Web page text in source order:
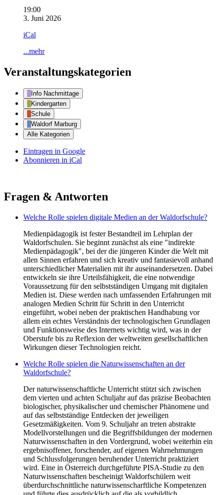
der
Klasse
19:00
3. Juni 2026
iCal
...mehr
Veranstaltungskategorien
Info Nachmittage
Kindergarten
Schule
Waldorf Marburg
Alle Kategorien
Eintragen in Google
Abonnieren in iCal
Fragen & Antworten
Welche Rolle spielen digitale Medien an der Waldorfschule?
Medienpädagogik ist fester Bestandteil im Lehrplan der
Waldorfschulen. Sie beginnt zunächst als eine "indirekte
Medienpädagogik", bei der die jüngeren Kinder die Welt mit
allen Sinnen erfahren und sich kreativ und fantasievoll anhand
unterschiedlicher Materialien mit ihr auseinandersetzen. Dabei
entwickeln sie ihre Urteilsfähigkeit, die eine notwendige
Voraussetzung für den selbstständigen Umgang mit digitalen
Medien ist. Diese werden nach umfassenden Erfahrungen mit
analogen Medien Schritt für Schritt in den Unterricht
eingeführt, wobei neben der praktischen Handhabung vor
allem ein echtes Verständnis der technologischen Grundlagen
und Funktionsweise des Internets wichtig wird, was in der
Oberstufe bis zu Reflexion der weltweiten gesellschaftlichen
Wirkungen dieser Technologien reicht.
Welche Rolle spielen die Naturwissenschaften an der
Waldorfschule?
Der naturwissenschaftliche Unterricht stützt sich zwischen
dem vierten und achten Schuljahr auf das präzise Beobachten
biologischer, physikalischer und chemischer Phänomene und
auf das selbstständige Entdecken der jeweiligen
Gesetzmäßigkeiten. Vom 9. Schuljahr an treten abstrakte
Modellvorstellungen und die Begriffsbildungen der modernen
Naturwissenschaften in den Vordergrund, wobei weiterhin ein
ergebnisoffener, forschender, auf eigenen Wahrnehmungen
und Schlussfolgerungen beruhender Unterricht praktiziert
wird. Eine in Österreich durchgeführte PISA-Studie zu den
Naturwissenschaften bescheinigt Waldorfschülern weit
überdurchschnittliche naturwissenscharftliche Kompetenzen